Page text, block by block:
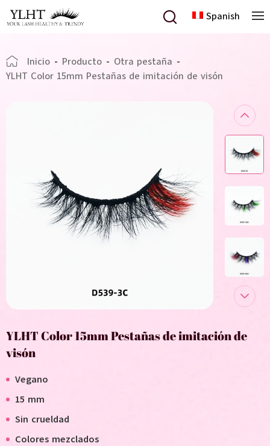
Spanish
Inicio - Producto - Otra pestaña -
YLHT Color 15mm Pestañas de imitación de visón
YLHT Color 15mm Pestañas de imitación de
visón
Vegano
15 mm
Sin crueldad
Colores mezclados